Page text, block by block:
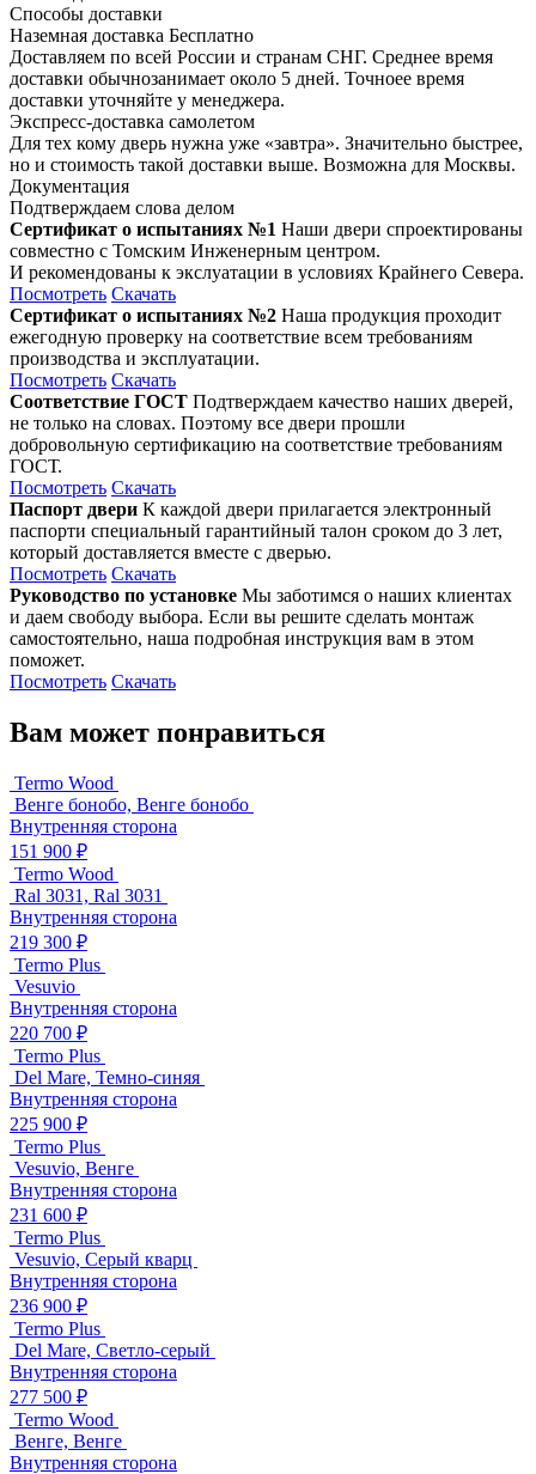
Способы доставки
Наземная доставка Бесплатно
Доставляем по всей России и странам СНГ. Среднее время
доставки обычнозанимает около 5 дней. Точноее время
доставки уточняйте у менеджера.
Экспресс-доставка самолетом
Для тех кому дверь нужна уже «завтра». Значительно быстрее,
но и стоимость такой доставки выше. Возможна для Москвы.
Документация
Подтверждаем слова делом
Сертификат о испытаниях №1 Наши двери спроектированы
совместно с Томским Инженерным центром.
И рекомендованы к экслуатации в условиях Крайнего Севера.
Посмотреть Скачать
Сертификат о испытаниях №2 Наша продукция проходит
ежегодную проверку на соответствие всем требованиям
производства и эксплуатации.
Посмотреть Скачать
Соответствие ГОСТ Подтверждаем качество наших дверей,
не только на словах. Поэтому все двери прошли
добровольную сертификацию на соответствие требованиям
ГОСТ.
Посмотреть Скачать
Паспорт двери К каждой двери прилагается электронный
паспорти специальный гарантийный талон сроком до 3 лет,
который доставляется вместе с дверью.
Посмотреть Скачать
Руководство по установке Мы заботимся о наших клиентах
и даем свободу выбора. Если вы решите сделать монтаж
самостоятельно, наша подробная инструкция вам в этом
поможет.
Посмотреть Скачать
Вам может понравиться
Termo Wood
Венге бонобо, Венге бонобо
Внутренняя сторона
151 900 ₽
Termo Wood
Ral 3031, Ral 3031
Внутренняя сторона
219 300 ₽
Termo Plus
Vesuvio
Внутренняя сторона
220 700 ₽
Termo Plus
Del Mare, Темно-синяя
Внутренняя сторона
225 900 ₽
Termo Plus
Vesuvio, Венге
Внутренняя сторона
231 600 ₽
Termo Plus
Vesuvio, Серый кварц
Внутренняя сторона
236 900 ₽
Termo Plus
Del Mare, Светло-серый
Внутренняя сторона
277 500 ₽
Termo Wood
Венге, Венге
Внутренняя сторона